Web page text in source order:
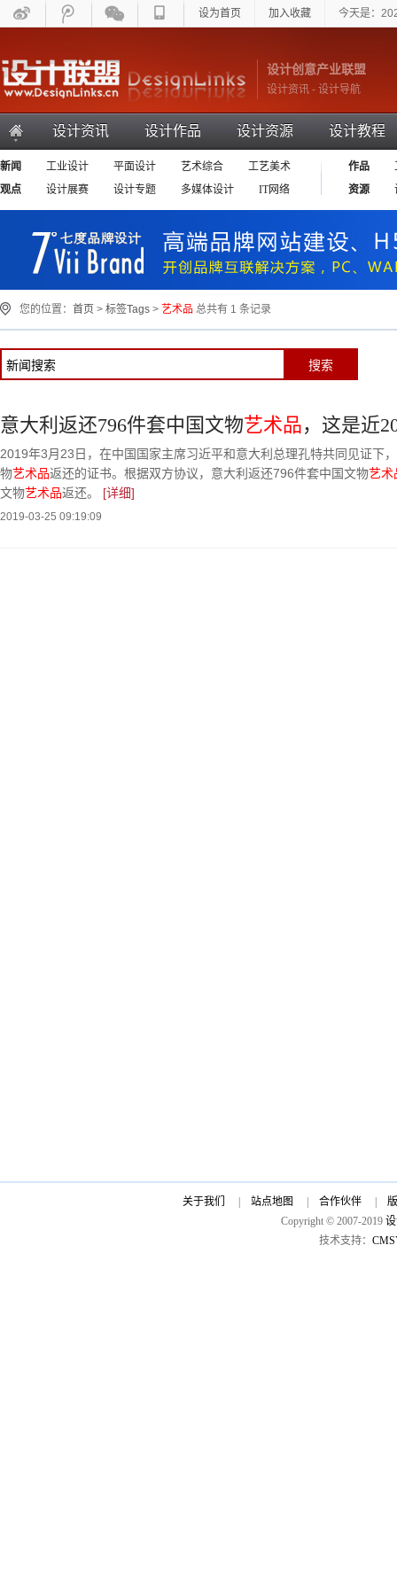
设为首页 加入收藏 今天是：
设计创意产业联盟
设计资讯 - 设计导航
设计资讯 设计作品 设计资源 设计教程
新闻 工业设计 平面设计 艺术综合
工艺美术
环艺设计
观点 设计展赛 设计专题 多媒体设计
IT网络
设计相关
作品
资源
您的位置： 首页 > 标签Tags > 艺术品 总共有 1 条记录
意大利返还796件套中国文物艺术品，这是近
2019年3月23日，在中国国家主席习近平和意大利总理孔特共同见证下
物艺术品返还的证书。根据双方协议，意大利返还796件套中国文物艺术
文物艺术品返还。 [详细]
2019-03-25 09:19:09
关于我们 |站点地图 |合作伙伴 |
Copyright © 2007-2019
技术支持：